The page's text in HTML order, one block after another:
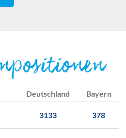
Deutschland
Bayern
3133 378